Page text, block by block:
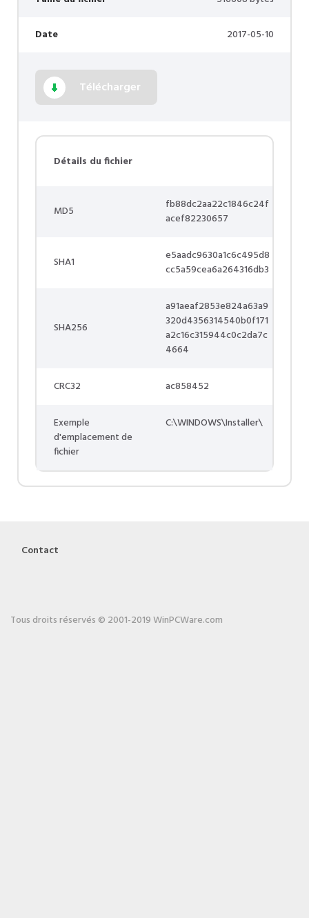
Date 2017-05-10
Télécharger
Détails du fichier
MD5
fb88dc2aa22c1846c24f
acef82230657
SHA1
e5aadc9630a1c6c495d8
cc5a59cea6a264316db3
SHA256
a91aeaf2853e824a63a9
320d4356314540b0f171
a2c16c315944c0c2da7c
4664
CRC32 ac858452
Exemple
d'emplacement de
fichier
C:\WINDOWS\Installer\
Contact
Tous droits réservés © 2001-2019 WinPCWare.com